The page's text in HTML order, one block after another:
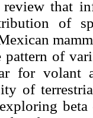
that
of
pattern of
for volant
of